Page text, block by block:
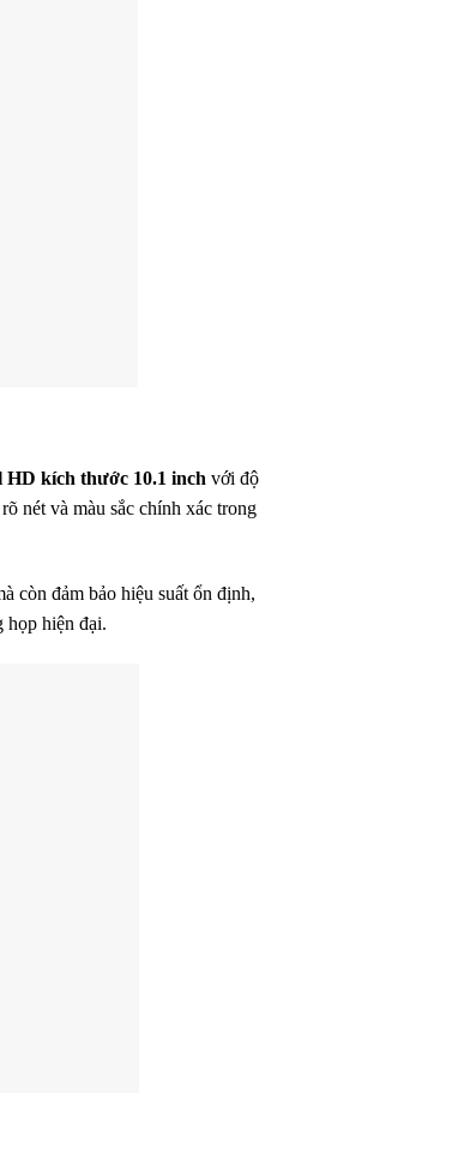
kích thước 10.1 inch với độ
nét và màu sắc chính xác trong
còn đảm bảo hiệu suất ổn định,
họp hiện đại.